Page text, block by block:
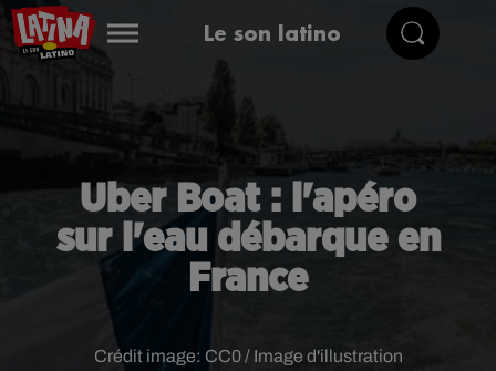
Le son latino
Uber Boat : l'apéro
sur l'eau débarque en
France
Crédit image: CC0 / Image d'illustration